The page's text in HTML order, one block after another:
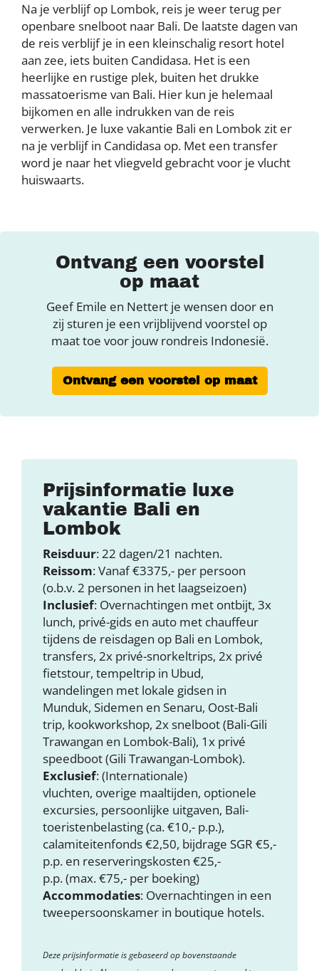
Na je verblijf op Lombok, reis je weer terug per
openbare snelboot naar Bali. De laatste dagen van
de reis verblijf je in een kleinschalig resort hotel
aan zee, iets buiten Candidasa. Het is een
heerlijke en rustige plek, buiten het drukke
massatoerisme van Bali. Hier kun je helemaal
bijkomen en alle indrukken van de reis
verwerken. Je luxe vakantie Bali en Lombok zit er
na je verblijf in Candidasa op. Met een transfer
word je naar het vliegveld gebracht voor je vlucht
huiswaarts.
Ontvang een voorstel
op maat
Geef Emile en Nettert je wensen door en
zij sturen je een vrijblijvend voorstel op
maat toe voor jouw rondreis Indonesië.
Ontvang een voorstel op maat
Prijsinformatie luxe
vakantie Bali en
Lombok
Reisduur: 22 dagen/21 nachten.
Reissom: Vanaf €3375,- per persoon
(o.b.v. 2 personen in het laagseizoen)
Inclusief: Overnachtingen met ontbijt, 3x
lunch, privé-gids en auto met chauffeur
tijdens de reisdagen op Bali en Lombok,
transfers, 2x privé-snorkeltrips, 2x privé
fietstour, tempeltrip in Ubud,
wandelingen met lokale gidsen in
Munduk, Sidemen en Senaru, Oost-Bali
trip, kookworkshop, 2x snelboot (Bali-Gili
Trawangan en Lombok-Bali), 1x privé
speedboot (Gili Trawangan-Lombok).
Exclusief: (Internationale)
vluchten, overige maaltijden, optionele
excursies, persoonlijke uitgaven, Bali-
toeristenbelasting (ca. €10,- p.p.),
calamiteitenfonds €2,50, bijdrage SGR €5,-
p.p. en reserveringskosten €25,-
p.p. (max. €75,- per boeking)
Accommodaties: Overnachtingen in een
tweepersoonskamer in boutique hotels.
Deze prijsinformatie is gebaseerd op bovenstaande